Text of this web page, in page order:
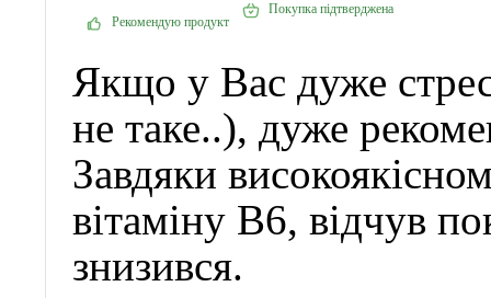
Рекомендую продукт
Покупка підтверджена
Якщо у Вас дуже
не таке..), дуже
Завдяки
вітаміну B6, відчув
знизився.